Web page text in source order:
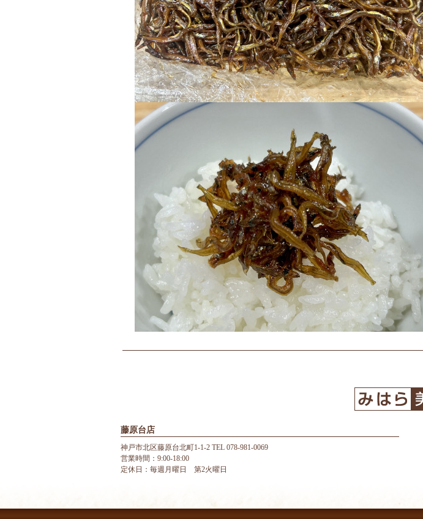
藤原台店
神戸市北区藤原台北町1-1-2 TEL 078-981-0069
営業時間：9:00-18:00
定休日：毎週月曜日 第2火曜日